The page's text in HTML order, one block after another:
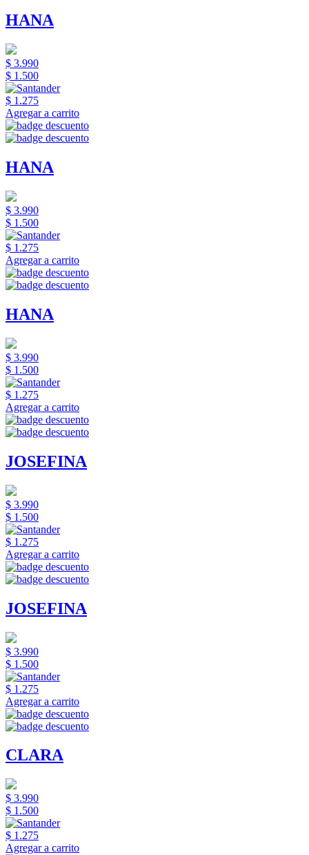
HANA
$ 3.990
$ 1.500
$ 1.275
Agregar a carrito
HANA
$ 3.990
$ 1.500
$ 1.275
Agregar a carrito
HANA
$ 3.990
$ 1.500
$ 1.275
Agregar a carrito
JOSEFINA
$ 3.990
$ 1.500
$ 1.275
Agregar a carrito
JOSEFINA
$ 3.990
$ 1.500
$ 1.275
Agregar a carrito
CLARA
$ 3.990
$ 1.500
$ 1.275
Agregar a carrito